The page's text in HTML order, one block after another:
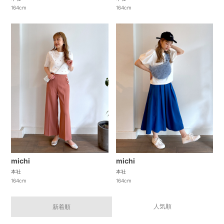
164cm
164cm
michi
本社
164cm
michi
本社
164cm
新着順 人気順